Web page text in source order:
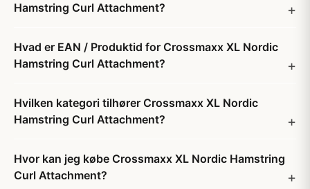
Hamstring Curl Attachment?
Hvad er EAN / Produktid for Crossmaxx XL Nordic
Hamstring Curl Attachment?
Hvilken kategori tilhører Crossmaxx XL Nordic
Hamstring Curl Attachment?
Hvor kan jeg købe Crossmaxx XL Nordic Hamstring
Curl Attachment?